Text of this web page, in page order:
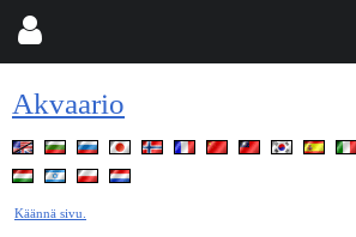
Akvaario
Käännä sivu.